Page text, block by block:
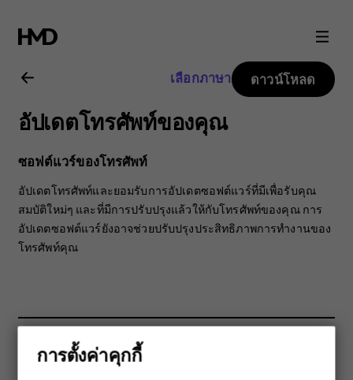
คู่มือ
ผู้
ใช้
Nokia
3.2
เลือกภาษา ดาวน์โหลด
อัปเดตโทรศัพท์ของคุณ
ซอฟต์แวร์ของโทรศัพท์
อัปเดตโทรศัพท์และยอมรับการอัปเดตซอฟต์แวร์ที่มีเพื่อรับคุณ
สมบัติใหม่ๆ และที่มีการปรับปรุงแล้วให้กับโทรศัพท์ของคุณ การ
อัปเดตซอฟต์แวร์ยังอาจช่วยปรับปรุงประสิทธิภาพการทำงานของ
โทรศัพท์คุณ
ข้อมูลนี้มีประโยชน์กับคุณหรือไม่
การตั้งค่าคุกกี้